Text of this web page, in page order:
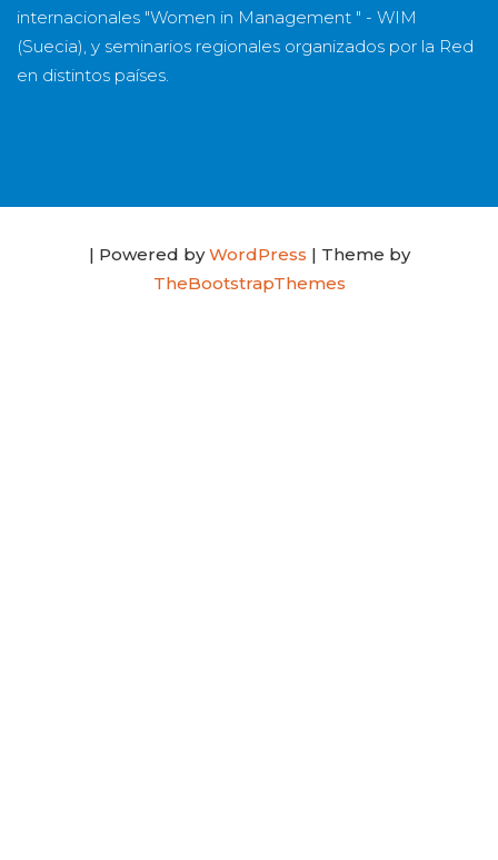
internacionales "Women in Management " - WIM
(Suecia), y seminarios regionales organizados por la Red
en distintos países.
| Powered byWordPress | Theme by
TheBootstrapThemes